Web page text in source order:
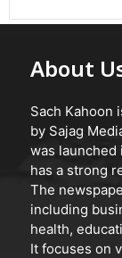
About
Sach Kahoon
by Sajag
was launched
has a strong
The
including
health,
It focuses on